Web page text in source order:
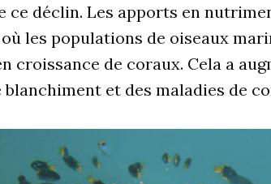
ce déclin. Les apports en
où les populations de oiseaux
croissance de coraux. Cela a
blanchiment et des maladies de